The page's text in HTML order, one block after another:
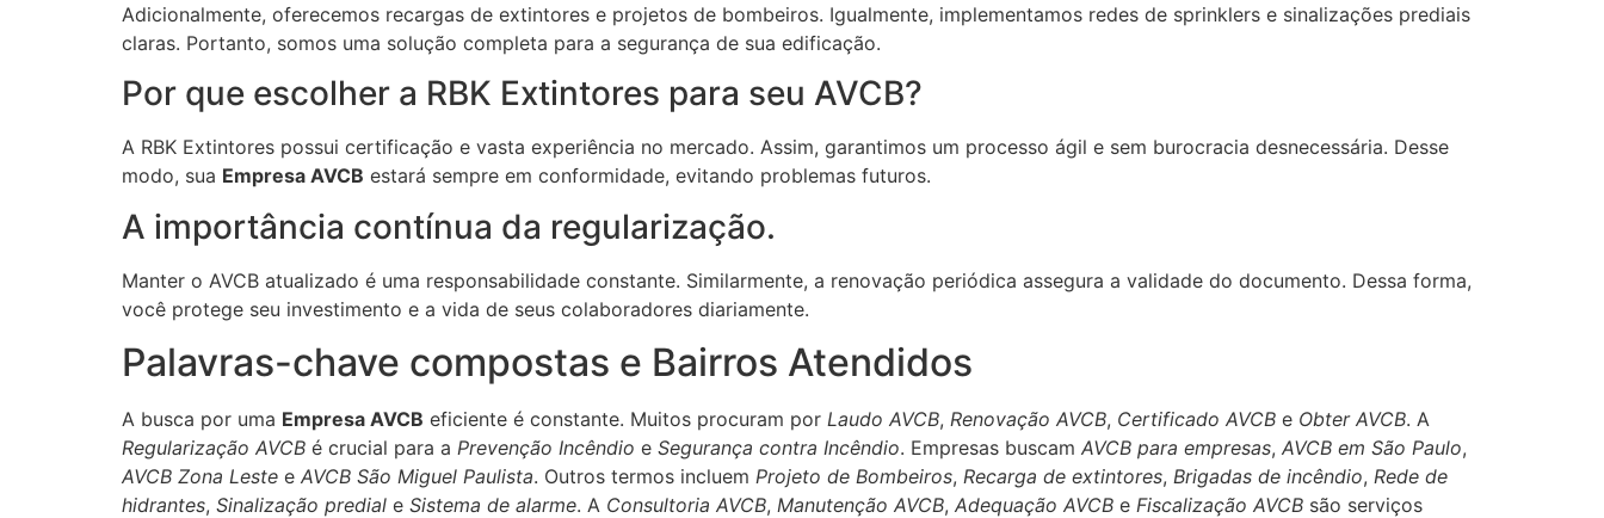
Adicionalmente, oferecemos recargas de extintores e projetos de bombeiros. Igualmente, implementamos redes de sprinklers e sinalizações prediais
claras. Portanto, somos uma solução completa para a segurança de sua edificação.
Por que escolher a RBK Extintores para seu AVCB?
A RBK Extintores possui certificação e vasta experiência no mercado. Assim, garantimos um processo ágil e sem burocracia desnecessária. Desse
modo, sua Empresa AVCB estará sempre em conformidade, evitando problemas futuros.
A importância contínua da regularização.
Manter o AVCB atualizado é uma responsabilidade constante. Similarmente, a renovação periódica assegura a validade do documento. Dessa forma,
você protege seu investimento e a vida de seus colaboradores diariamente.
Palavras-chave compostas e Bairros Atendidos
A busca por uma Empresa AVCB eficiente é constante. Muitos procuram por Laudo AVCB, Renovação AVCB, Certificado AVCB e Obter AVCB. A
Regularização AVCB é crucial para a Prevenção Incêndio e Segurança contra Incêndio. Empresas buscam AVCB para empresas, AVCB em São Paulo,
AVCB Zona Leste e AVCB São Miguel Paulista. Outros termos incluem Projeto de Bombeiros, Recarga de extintores, Brigadas de incêndio, Rede de
hidrantes, Sinalização predial e Sistema de alarme. A Consultoria AVCB, Manutenção AVCB, Adequação AVCB e Fiscalização AVCB são serviços